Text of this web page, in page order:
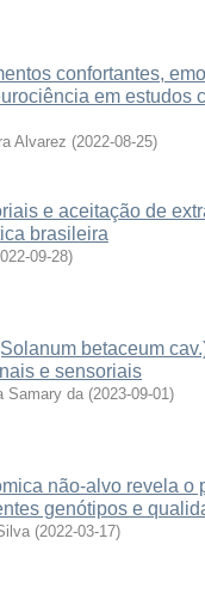
confortantes,
em estudos
Alvarez (2022-08-25)
e aceitação de
brasileira
09-28)
betaceum
e sensoriais
Samary da (2023-09-01)
não-alvo revela o
genótipos e
(2022-03-17)